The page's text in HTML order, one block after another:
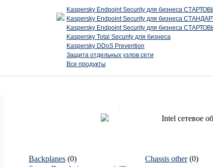
Kaspersky Endpoint Security для бизнеса
Kaspersky Endpoint Security для бизнеса
Kaspersky Endpoint Security для бизнеса
Kaspersky Total Security для бизнеса
Kaspersky DDoS Prevention
Защита отдельных узлов сети
Все продукты
Intel сетевое
Backplanes (0) Chassis other(0)